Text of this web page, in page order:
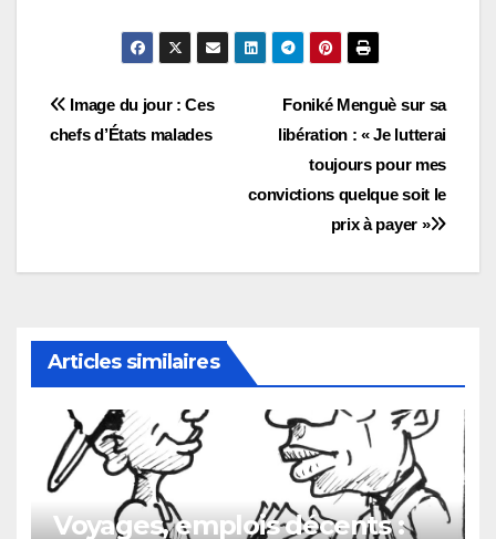
Navigation
Foniké Menguè sur sa
libération : « Je lutterai
toujours pour mes
convictions quelque soit le
prix à payer »
Image du jour : Ces
chefs d’États malades
Articles similaires
Voyages, emplois décents :